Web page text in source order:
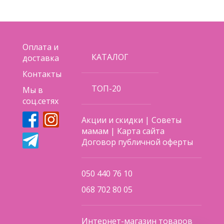
Оплата и
доставка
Контакты
Мы в
соц.сетях
КАТАЛОГ
ТОП-20
Акции и скидки |Советы
мамам | Карта сайта
Договор публичной оферты
050 440 76 10
068 702 80 05
Интернет-магазин товаров